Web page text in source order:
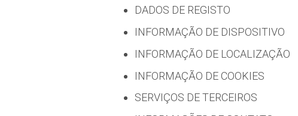
DADOS DE REGISTO
INFORMAÇÃO DE DISPOSITIVO
INFORMAÇÃO DE LOCALIZAÇÃO
INFORMAÇÃO DE COOKIES
SERVIÇOS DE TERCEIROS